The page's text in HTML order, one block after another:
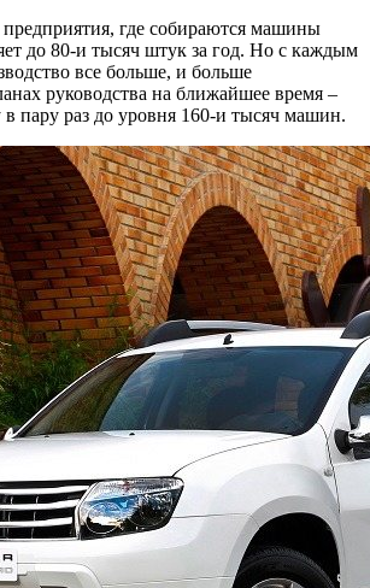
где собираются машины
до 80-и тысяч штук за год. Но с каждым
все больше, и больше
руководства на ближайшее время –
в пару раз до уровня 160-и тысяч машин.